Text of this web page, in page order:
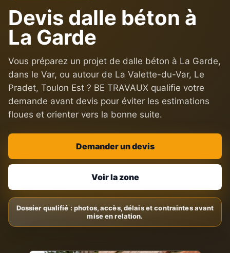
Devis dalle béton à
La Garde
Vous préparez un projet de dalle béton à La Garde,
dans le Var, ou autour de La Valette-du-Var, Le
Pradet, Toulon Est ? BE TRAVAUX qualifie votre
demande avant devis pour éviter les estimations
floues et orienter vers la bonne suite.
Demander un devis
Voir la zone